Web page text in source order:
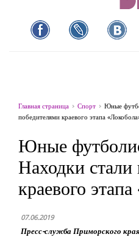
Главная страница Спорт
Юные
победителями краевого этапа
Юные
Находки
краевого
07.06.2019
Пресс-служба Приморского